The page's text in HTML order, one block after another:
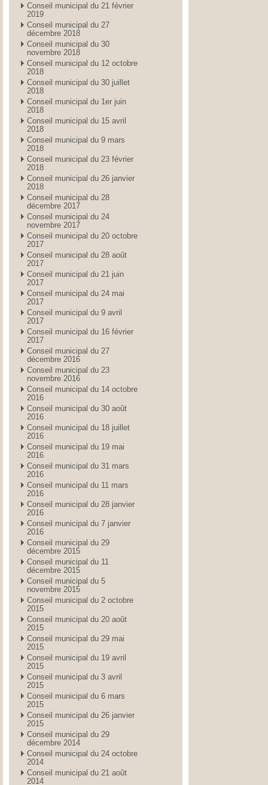
Conseil municipal du 21 février
2019
Conseil municipal du 27
décembre 2018
Conseil municipal du 30
novembre 2018
Conseil municipal du 12 octobre
2018
Conseil municipal du 30 juillet
2018
Conseil municipal du 1er juin
2018
Conseil municipal du 15 avril
2018
Conseil municipal du 9 mars
2018
Conseil municipal du 23 février
2018
Conseil municipal du 26 janvier
2018
Conseil municipal du 28
décembre 2017
Conseil municipal du 24
novembre 2017
Conseil municipal du 20 octobre
2017
Conseil municipal du 28 août
2017
Conseil municipal du 21 juin
2017
Conseil municipal du 24 mai
2017
Conseil municipal du 9 avril
2017
Conseil municipal du 16 février
2017
Conseil municipal du 27
décembre 2016
Conseil municipal du 23
novembre 2016
Conseil municipal du 14 octobre
2016
Conseil municipal du 30 août
2016
Conseil municipal du 18 juillet
2016
Conseil municipal du 19 mai
2016
Conseil municipal du 31 mars
2016
Conseil municipal du 11 mars
2016
Conseil municipal du 28 janvier
2016
Conseil municipal du 7 janvier
2016
Conseil municipal du 29
décembre 2015
Conseil municipal du 11
décembre 2015
Conseil municipal du 5
novembre 2015
Conseil municipal du 2 octobre
2015
Conseil municipal du 20 août
2015
Conseil municipal du 29 mai
2015
Conseil municipal du 19 avril
2015
Conseil municipal du 3 avril
2015
Conseil municipal du 6 mars
2015
Conseil municipal du 26 janvier
2015
Conseil municipal du 29
décembre 2014
Conseil municipal du 24 octobre
2014
Conseil municipal du 21 août
2014